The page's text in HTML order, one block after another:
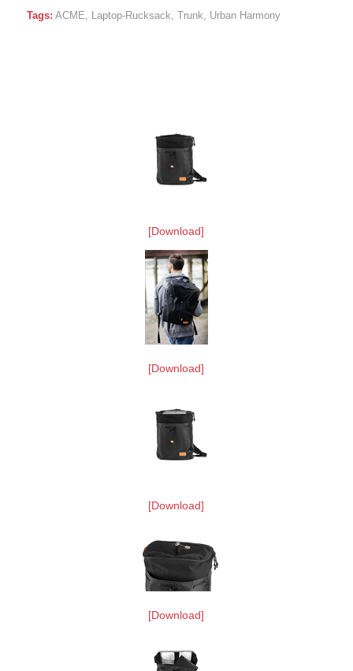
Tags: ACME, Laptop-Rucksack, Trunk, Urban Harmony
[Download]
[Download]
[Download]
[Download]